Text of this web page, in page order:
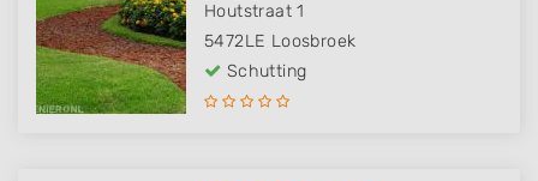
Houtstraat 1
5472LE Loosbroek
Schutting